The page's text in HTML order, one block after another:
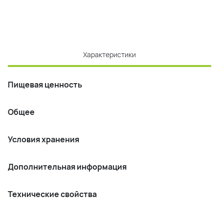
Характеристики
Пищевая ценность
Общее
Условия хранения
Дополнительная информация
Технические свойства